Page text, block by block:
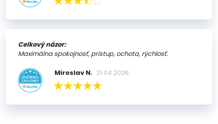
Celkový názor:
Maximálna spokojnosť, pristup, ochota, rýchlosť.
Miroslav N. 21.04.2026